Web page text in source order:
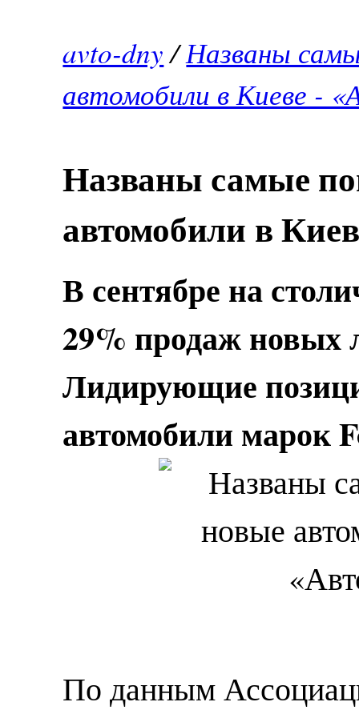
avto-dny/Названы
автомобили в Киеве -
Названы самые
автомобили в
В сентябре на
29% продаж новых
Лидирующие
автомобили марок
По данным